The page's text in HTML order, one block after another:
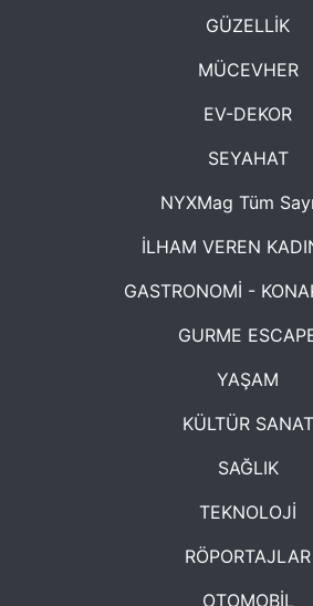
GÜZELLİK
MÜCEVHER
EV-DEKOR
SEYAHAT
NYXMag Tüm
İLHAM VEREN
GASTRONOMİ -
GURME
YAŞAM
KÜLTÜR SANAT
SAĞLIK
TEKNOLOJİ
RÖPORTAJLAR
OTOMOBİL